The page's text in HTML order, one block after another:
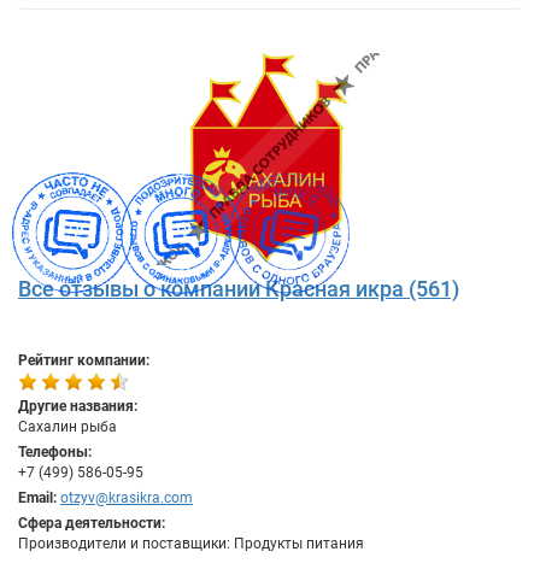
Все отзывы о компании Красная икра (561)
Рейтинг компании:
Другие названия:
Сахалин рыба
Телефоны:
+7 (499) 586-05-95
Email: otzyv@krasikra.com
Сфера деятельности:
Производители и поставщики: Продукты питания